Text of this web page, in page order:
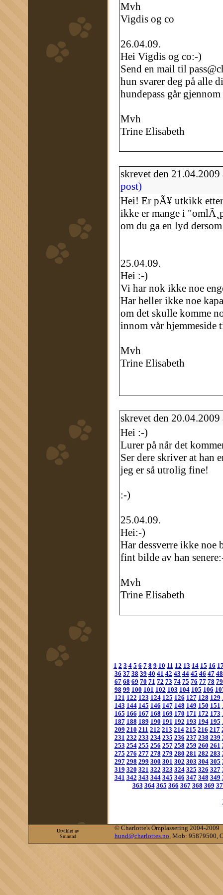
Mvh
Vigdis og co
26.04.09.
Hei Vigdis og co:-)
Send en mail til
hun svarer deg på alle
hundepass går
Mvh
Trine Elisabeth
skrevet den
post)
Hei! Er pÃ¥ utkikk
ikke er mange i
om du ga en lyd
25.04.09.
Hei :-)
Vi har nok ikke noe
Har heller ikke noe
om det skulle komme
innom vår hjemmeside
Mvh
Trine Elisabeth
skrevet den
Hei :-)
Lurer på når det
Ser dere skriver at han
jeg er så utrolig fine!
:-)
25.04.09.
Hei:-)
Har dessverre ikke noe
fint bilde av han
Mvh
Trine Elisabeth
1 2 3 4 5 6 7 8 9 10 11 12 13 14 15 16
36 37 38 39 40 41 42 43 44 45 46 47 48
67 68 69 70 71 72 73 74 75 76 77 78 79
98 99 100 101 102 103 104 105 106
121 122 123 124 125 126 127 128 129
143 144 145 146 147 148 149 150 151
165 166 167 168 169 170 171 172 173
187 188 189 190 191 192 193 194 195
209 210 211 212 213 214 215 216 217
231 232 233 234 235 236 237 238 239
253 254 255 256 257 258 259 260 261
275 276 277 278 279 280 281 282 283
297 298 299 300 301 302 303 304 305
319 320 321 322 323 324 325 326 327
341 342 343 344 345 346 347 348 349
363 364 365 366 367 368 369
Utviklet av
Smartad
© Charlotte's Omplassering 2004-2009
hund@charlottes.no, Mob: 95879500,